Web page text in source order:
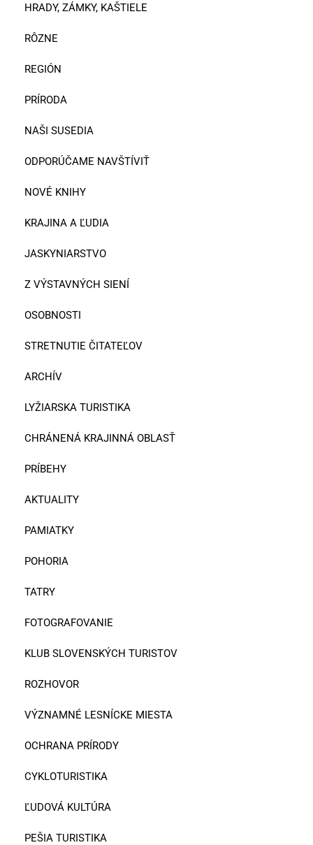
HRADY, ZÁMKY, KAŠTIELE
RÔZNE
REGIÓN
PRÍRODA
NAŠI SUSEDIA
ODPORÚČAME NAVŠTÍVIŤ
NOVÉ KNIHY
KRAJINA A ĽUDIA
JASKYNIARSTVO
Z VÝSTAVNÝCH SIENÍ
OSOBNOSTI
STRETNUTIE ČITATEĽOV
ARCHÍV
LYŽIARSKA TURISTIKA
CHRÁNENÁ KRAJINNÁ OBLASŤ
PRÍBEHY
AKTUALITY
PAMIATKY
POHORIA
TATRY
FOTOGRAFOVANIE
KLUB SLOVENSKÝCH TURISTOV
ROZHOVOR
VÝZNAMNÉ LESNÍCKE MIESTA
OCHRANA PRÍRODY
CYKLOTURISTIKA
ĽUDOVÁ KULTÚRA
PEŠIA TURISTIKA